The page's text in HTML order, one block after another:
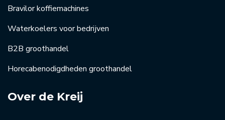
Bravilor koffiemachines
Waterkoelers voor bedrijven
B2B groothandel
Horecabenodigdheden groothandel
Over de Kreij